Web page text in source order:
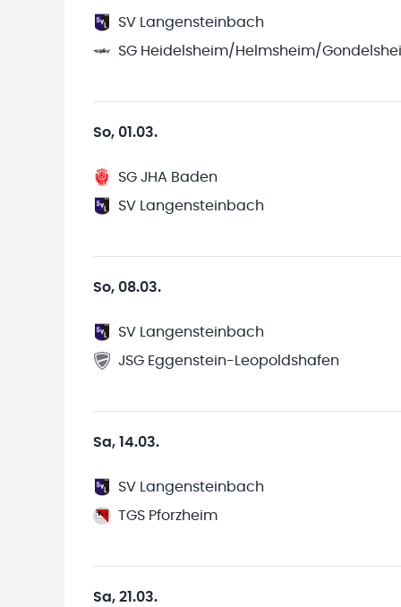
SV Langensteinbach
SG Heidelsheim/Helmsheim/
So, 01.03.
SG JHA Baden
SV Langensteinbach
So, 08.03.
SV Langensteinbach
JSG Eggenstein-Leopoldshafen
Sa, 14.03.
SV Langensteinbach
TGS Pforzheim
Sa, 21.03.